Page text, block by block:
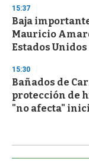
15:37
Baja
Mauricio
Estados Unidos
15:30
Bañados de
protección de
"no afecta"